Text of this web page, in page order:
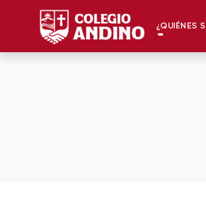
¿QUIÉNES